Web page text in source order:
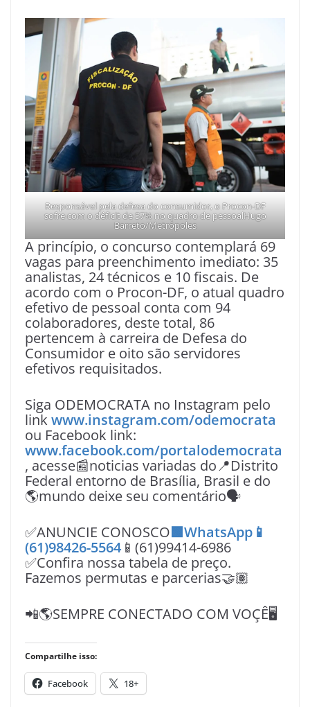
Responsável pela defesa do consumidor, o Procon-DF
sofre com o déficit de 57% no quadro de pessoalHugo
Barreto/Metrópoles
A princípio, o concurso contemplará 69
vagas para preenchimento imediato: 35
analistas, 24 técnicos e 10 fiscais. De
acordo com o Procon-DF, o atual quadro
efetivo de pessoal conta com 94
colaboradores, deste total, 86
pertencem à carreira de Defesa do
Consumidor e oito são servidores
efetivos requisitados.
Siga ODEMOCRATA no Instagram pelo
link www.instagram.com/odemocrata
ou Facebook link:
www.facebook.com/portalodemocrata
, acesse📰noticias variadas do📍Distrito
Federal entorno de Brasília, Brasil e do
🌎mundo deixe seu comentário🗣
✅ANUNCIE CONOSCO🟩WhatsApp📱
(61)98426-5564 📱(61)99414-6986
✅Confira nossa tabela de preço.
Fazemos permutas e parcerias🤝🏽
📲🌎SEMPRE CONECTADO COM VOÇÊ🖥️
Compartilhe isso:
Facebook 18+